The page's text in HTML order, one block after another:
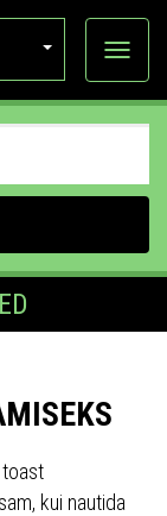
Ava
kui nautida